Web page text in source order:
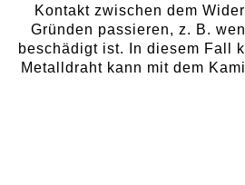
Kontakt zwischen dem
Gründen passieren, z. B.
beschädigt ist. In diesem Fall
Metalldraht kann mit dem